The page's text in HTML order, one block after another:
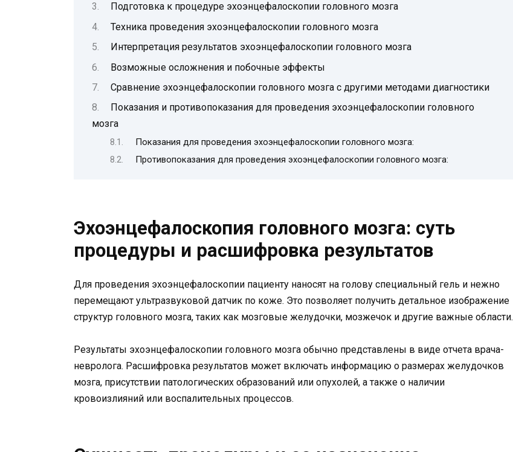
Подготовка к процедуре эхоэнцефалоскопии головного мозга
Техника проведения эхоэнцефалоскопии головного мозга
Интерпретация результатов эхоэнцефалоскопии головного мозга
Возможные осложнения и побочные эффекты
Сравнение эхоэнцефалоскопии головного мозга с другими методами диагностики
Показания и противопоказания для проведения эхоэнцефалоскопии головного
мозга
Показания для проведения эхоэнцефалоскопии головного мозга:
Противопоказания для проведения эхоэнцефалоскопии головного мозга:
Эхоэнцефалоскопия головного мозга: суть
процедуры и расшифровка результатов
Для проведения эхоэнцефалоскопии пациенту наносят на голову специальный гель и нежно
перемещают ультразвуковой датчик по коже. Это позволяет получить детальное изображение
структур головного мозга, таких как мозговые желудочки, мозжечок и другие важные области.
Результаты эхоэнцефалоскопии головного мозга обычно представлены в виде отчета врача-
невролога. Расшифровка результатов может включать информацию о размерах желудочков
мозга, присутствии патологических образований или опухолей, а также о наличии
кровоизлияний или воспалительных процессов.